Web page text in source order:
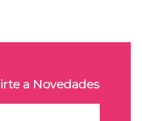
a Novedades